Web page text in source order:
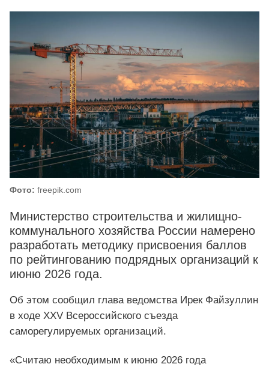
Фото: freepik.com
Министерство строительства и жилищно-
коммунального хозяйства России намерено
разработать методику присвоения баллов
по рейтингованию подрядных организаций к
июню 2026 года.
Об этом сообщил глава ведомства Ирек Файзуллин
в ходе XXV Всероссийского съезда
саморегулируемых организаций.
«Считаю необходимым к июню 2026 года